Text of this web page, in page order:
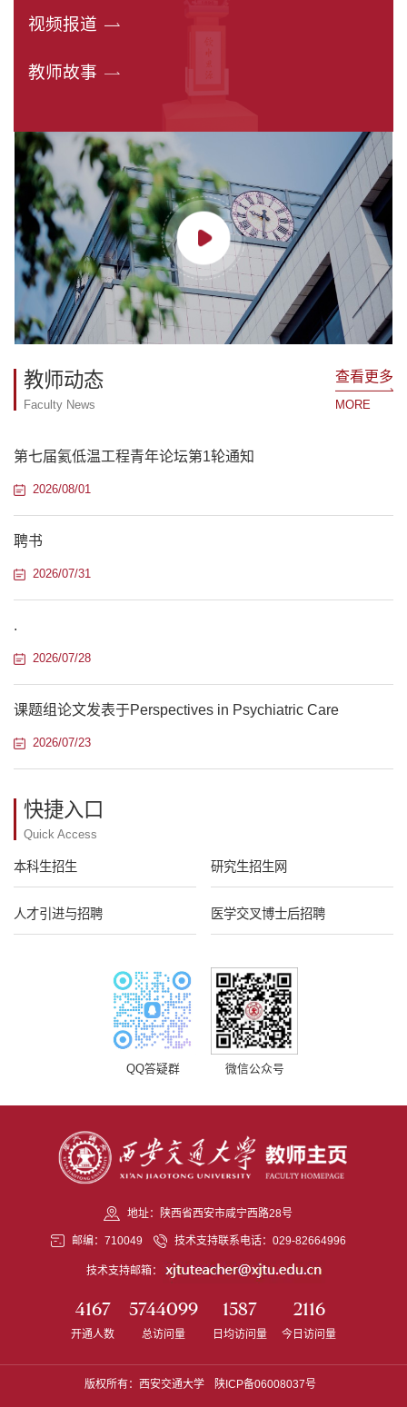
视频报道
教师故事
教师动态
Faculty News
查看更多
MORE
第七届氦低温工程青年论坛第1轮通知
2026/08/01
聘书
2026/07/31
.
2026/07/28
课题组论文发表于Perspectives in Psychiatric Care
2026/07/23
快捷入口
Quick Access
本科生招生 研究生招生网
人才引进与招聘 医学交叉博士后招聘
QQ答疑群 微信公众号
地址：陕西省西安市咸宁西路28号
邮编：710049 技术支持联系电话：029-82664996
技术支持邮箱：
4167
开通人数
5744099
总访问量
1587
日均访问量
2116
今日访问量
版权所有：西安交通大学 陕ICP备06008037号